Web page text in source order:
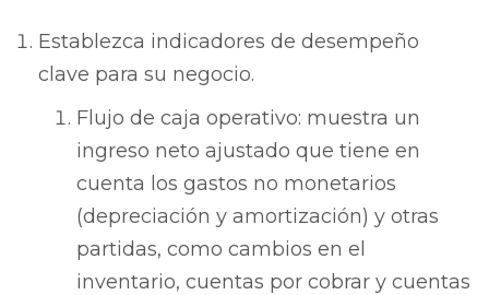
Establezca indicadores de desempeño
clave para su negocio.
Flujo de caja operativo: muestra un
ingreso neto ajustado que tiene en
cuenta los gastos no monetarios
(depreciación y amortización) y otras
partidas, como cambios en el
inventario, cuentas por cobrar y cuentas